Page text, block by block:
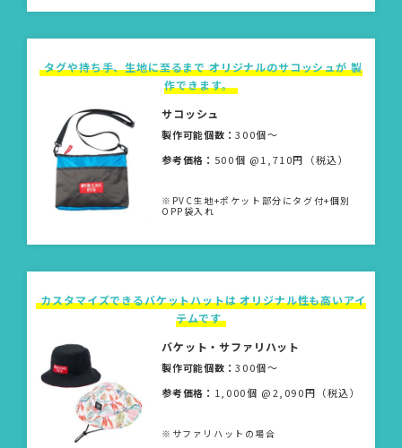
タグや持ち手、生地に至るまで オリジナルのサコッシュが 製
作できます。
サコッシュ
製作可能個数：300個〜
参考価格： 500個 @1,710円（税込）
※PVC生地+ポケット部分にタグ付+個別
OPP袋入れ
カスタマイズできるバケットハットは オリジナル性も高いアイ
テムです
バケット・サファリハット
製作可能個数：300個〜
参考価格： 1,000個 @2,090円（税込）
※サファリハットの場合